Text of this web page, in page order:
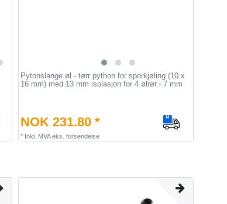
Pytonslange øl - tørr python for sporkjøling (10 x
16 mm) med 13 mm isolasjon for 4 ølrør i 7 mm
NOK 231.80 *
* Inkl. MVAeks. forsendelse